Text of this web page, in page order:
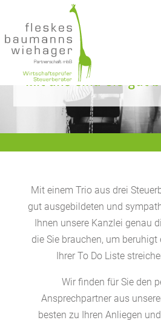
Mit uns sind Sie gut
Mit einem Trio aus drei
gut ausgebildeten und
Ihnen unsere Kanzlei genau
die Sie brauchen, um beruhigt
Ihrer To Do Liste
Wir finden für Sie den
Ansprechpartner aus
besten zu Ihren Anliegen